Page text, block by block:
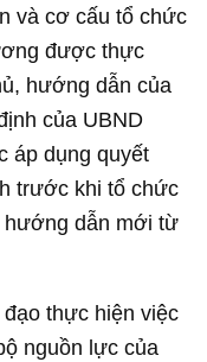
và cơ cấu tổ chức
được thực
hướng dẫn của
của UBND
áp dụng quyết
trước khi tổ chức
hướng dẫn mới từ
thực hiện việc
nguồn lực của